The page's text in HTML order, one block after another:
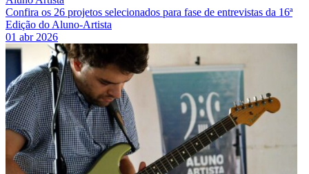
Confira os 26 projetos selecionados para fase de entrevistas da 16ª
Edição do Aluno-Artista
01 abr 2026